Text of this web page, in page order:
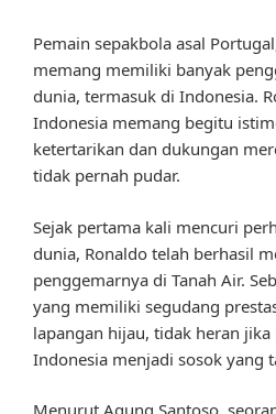
Pemain sepakbola asal
memang memiliki banyak
dunia, termasuk di Indonesia.
Indonesia memang begitu
ketertarikan dan dukungan
tidak pernah pudar.
Sejak pertama kali mencuri
dunia, Ronaldo telah berhasil
penggemarnya di Tanah Air.
yang memiliki segudang
lapangan hijau, tidak heran jika
Indonesia menjadi sosok yang